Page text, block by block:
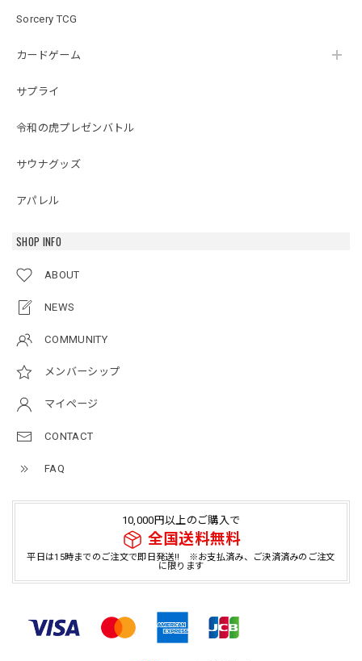
Sorcery TCG
カードゲーム
サプライ
令和の虎プレゼンバトル
サウナグッズ
アパレル
SHOP INFO
ABOUT
NEWS
COMMUNITY
メンバーシップ
マイページ
CONTACT
FAQ
10,000円以上のご購入で
全国送料無料
平日は15時までのご注文で即日発送!! ※お支払済み、ご決済済みのご注文
に限ります